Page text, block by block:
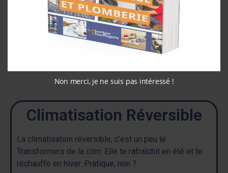
raccordements.
Mise en service: Vérifie que tout roule.
Climatisation Réversible
La climatisation réversible, c’est un peu le
Transformers de la clim. Elle te rafraîchit en été et te
réchauffe en hiver. Pratique, non ?
Non merci, je ne suis pas intéressé !